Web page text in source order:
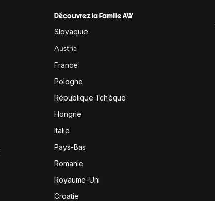
Découvrez la Famille AW
Slovaquie
Austria
France
Pologne
République Tchèque
Hongrie
Italie
Pays-Bas
Romanie
Royaume-Uni
Croatie